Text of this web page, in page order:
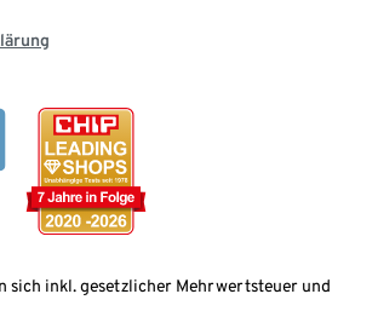
sich inkl. gesetzlicher Mehrwertsteuer und